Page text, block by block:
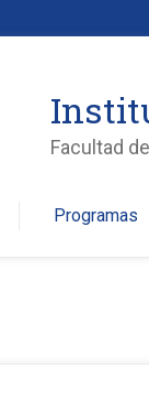
Facultad
Programas